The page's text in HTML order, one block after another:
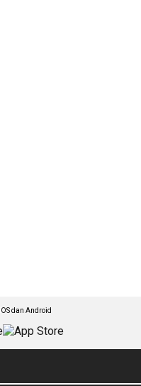
dan Android